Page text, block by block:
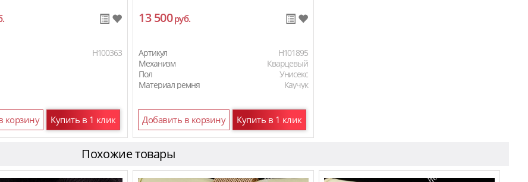
H100363
корзину Купить в 1 клик
13 500руб.
Артикул
H101895
Механизм
Кварцевый
Пол
Унисекс
Материал ремня
Каучук
Добавить в корзину Купить в 1 клик
Похожие товары